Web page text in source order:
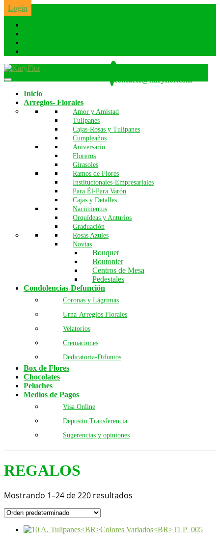
Skip
to
content
Login
contacto@karyflor.com
Inicio
Arreglos- Florales
Amor y Amistad
Tulipanes
Cajas-Rosas y Tulipanes
Cumpleaños
Aniversario
Floreros
Girasoles
Ramos de Flores
Institucionales-Empresariales
Para Él-Para Varón
Cajas y Detalles
Nacimientos
Orquídeas y Anturios
Graduación
Rosas Azules
Novias
Bouquet
Boutonier
Centros de Mesa
Pedestales
Condolencias-Defunción
Coronas y Lágrimas
Urna-Arreglos Florales
Velatorios
Cremaciones
Dedicatoria-Difuntos
Box de Flores
Chocolates
Peluches
Medios de Pagos
Visa Online
Deposito Transferencia
Sugerencias y opiniones
REGALOS
Mostrando 1–24 de 220 resultados